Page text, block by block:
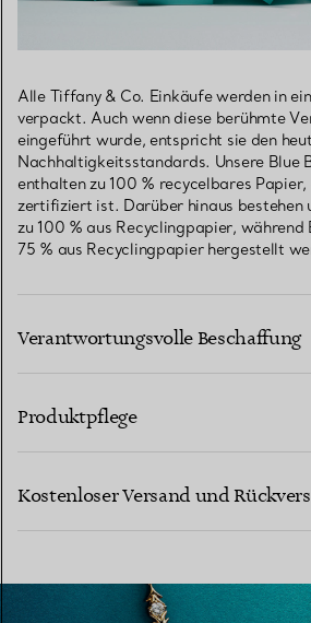
Alle Tiffany & Co. Einkäufe werden in
verpackt. Auch wenn diese berühmte
eingeführt wurde, entspricht sie den
Nachhaltigkeitsstandards. Unsere Blue
enthalten zu 100 % recycelbares
zertifiziert ist. Darüber hinaus bestehen
zu 100 % aus Recyclingpapier, während
75 % aus Recyclingpapier hergestellt
Verantwortungsvolle Beschaffung
Produktpflege
Kostenloser Versand und